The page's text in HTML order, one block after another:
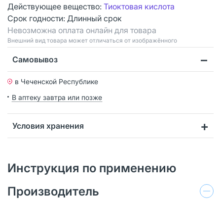
Действующее вещество: Тиоктовая кислота
Срок годности: Длинный срок
Невозможна оплата онлайн для товара
Bнешний вид товара может отличаться от изображённого
Самовывоз
в Чеченской Республике
В аптеку завтра или позже
Условия хранения
Инструкция по применению
Производитель